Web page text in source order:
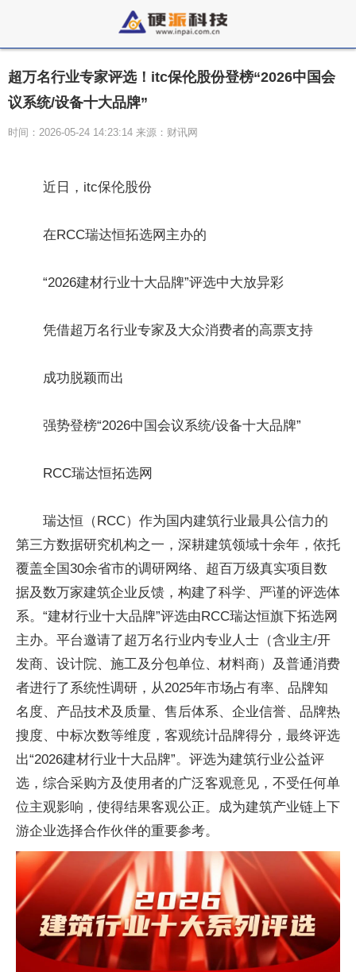
超万名行业专家评选！itc保伦股份登榜“2026中国会
议系统/设备十大品牌”
时间：2026-05-24 14:23:14 来源：财讯网
近日，itc保伦股份
在RCC瑞达恒拓选网主办的
“2026建材行业十大品牌”评选中大放异彩
凭借超万名行业专家及大众消费者的高票支持
成功脱颖而出
强势登榜“2026中国会议系统/设备十大品牌”
RCC瑞达恒拓选网
瑞达恒（RCC）作为国内建筑行业最具公信力的
第三方数据研究机构之一，深耕建筑领域十余年，依托
覆盖全国30余省市的调研网络、超百万级真实项目数
据及数万家建筑企业反馈，构建了科学、严谨的评选体
系。“建材行业十大品牌”评选由RCC瑞达恒旗下拓选网
主办。平台邀请了超万名行业内专业人士（含业主/开
发商、设计院、施工及分包单位、材料商）及普通消费
者进行了系统性调研，从2025年市场占有率、品牌知
名度、产品技术及质量、售后体系、企业信誉、品牌热
搜度、中标次数等维度，客观统计品牌得分，最终评选
出“2026建材行业十大品牌”。评选为建筑行业公益评
选，综合采购方及使用者的广泛客观意见，不受任何单
位主观影响，使得结果客观公正。成为建筑产业链上下
游企业选择合作伙伴的重要参考。